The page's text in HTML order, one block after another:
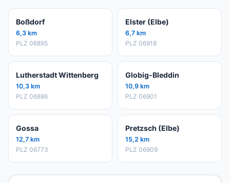
Boßdorf
6,3 km
PLZ 06895
Elster (Elbe)
6,7 km
PLZ 06918
Lutherstadt Wittenberg
10,3 km
PLZ 06886
Globig-Bleddin
10,9 km
PLZ 06901
Gossa
12,7 km
PLZ 06773
Pretzsch (Elbe)
15,2 km
PLZ 06909